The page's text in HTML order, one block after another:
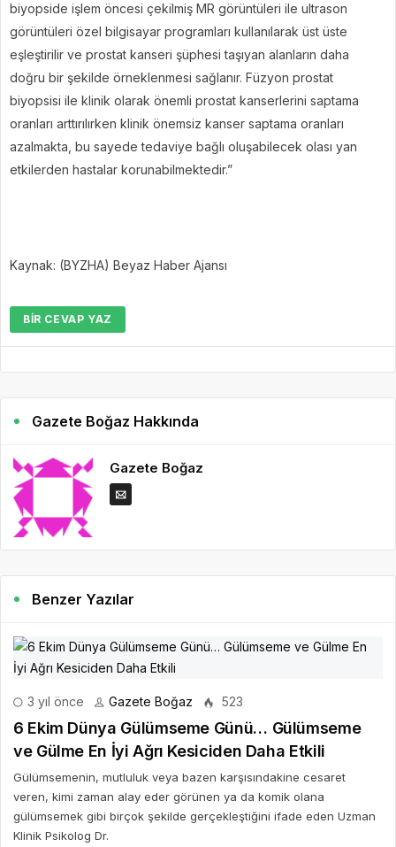
biyopside işlem öncesi çekilmiş MR görüntüleri ile ultrason
görüntüleri özel bilgisayar programları kullanılarak üst üste
eşleştirilir ve prostat kanseri şüphesi taşıyan alanların daha
doğru bir şekilde örneklenmesi sağlanır. Füzyon prostat
biyopsisi ile klinik olarak önemli prostat kanserlerini saptama
oranları arttırılırken klinik önemsiz kanser saptama oranları
azalmakta, bu sayede tedaviye bağlı oluşabilecek olası yan
etkilerden hastalar korunabilmektedir.”
Kaynak: (BYZHA) Beyaz Haber Ajansı
BIR CEVAP YAZ
Gazete Boğaz Hakkında
Gazete Boğaz
Benzer Yazılar
3 yıl önce Gazete Boğaz 523
6 Ekim Dünya Gülümseme Günü… Gülümseme
ve Gülme En İyi Ağrı Kesiciden Daha Etkili
Gülümsemenin, mutluluk veya bazen karşısındakine cesaret
veren, kimi zaman alay eder görünen ya da komik olana
gülümsemek gibi birçok şekilde gerçekleştiğini ifade eden Uzman
Klinik Psikolog Dr.